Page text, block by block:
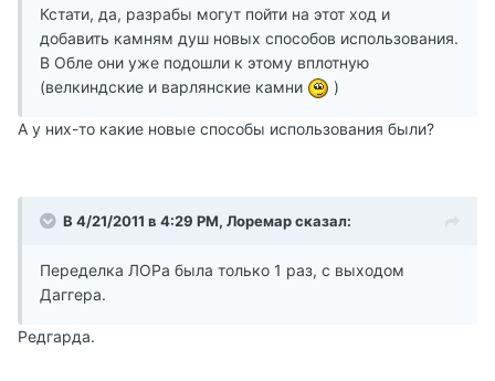
Кстати, да, разрабы могут пойти на этот ход и
добавить камням душ новых способов использования.
В Обле они уже подошли к этому вплотную
(велкиндские и варлянские камни
)
А у них-то какие новые способы использования были?
В 4/21/2011 в 4:29 PM, Лоремар сказал:
Переделка ЛОРа была только 1 раз, с выходом
Даггера.
Редгарда.